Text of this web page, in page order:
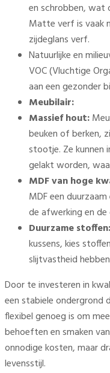
en schrobben, wat
Matte verf is vaak
zijdeglans verf.
Natuurlijke en
VOC (Vluchtige
aan een gezonder
Meubilair:
Massief hout:
beuken of berken,
stootje. Ze kunnen
gelakt worden,
MDF van hoge
MDF een
de afwerking en
Duurzame stoffen:
kussens, kies
slijtvastheid
Door te investeren in
een stabiele ondergrond
flexibel genoeg is om
behoeften en smaken
onnodige kosten, maar
levensstijl.